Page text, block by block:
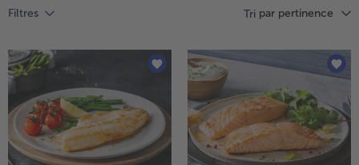
Veggie & Vegan
TousVeggie & Vegan
12
articles
sur
liste.
Filtres Tri par pertinence